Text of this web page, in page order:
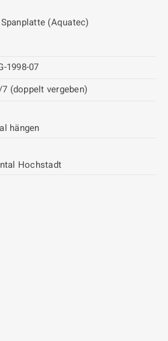
(Aquatec)
1998-07
(doppelt vergeben)
hängen
Hochstadt